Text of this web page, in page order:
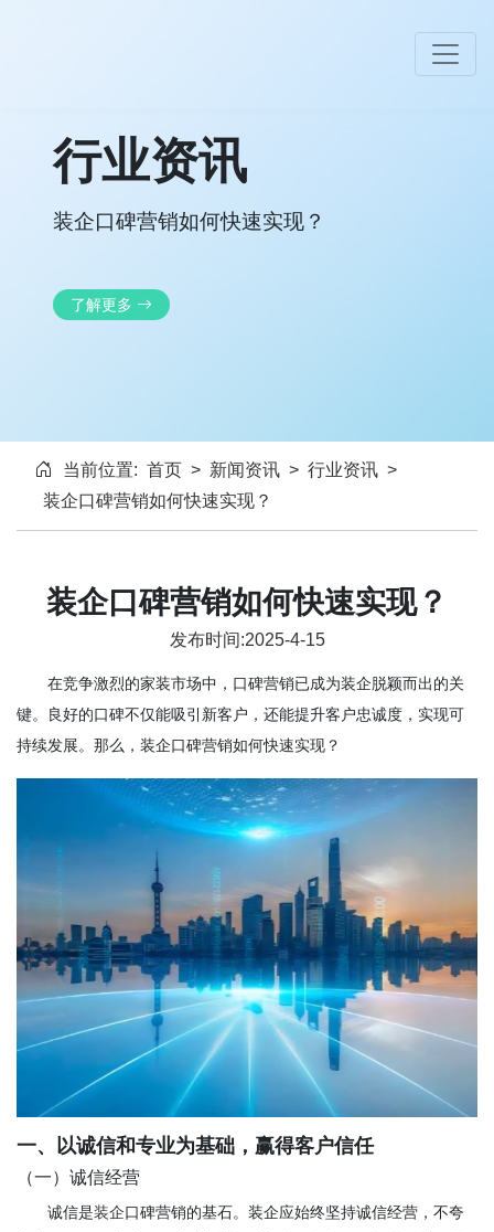
行业资讯
装企口碑营销如何快速实现？
了解更多
当前位置: 首页 > 新闻资讯 > 行业资讯 >
装企口碑营销如何快速实现？
装企口碑营销如何快速实现？
发布时间:2025-4-15
在竞争激烈的家装市场中，口碑营销已成为装企脱颖而出的关
键。良好的口碑不仅能吸引新客户，还能提升客户忠诚度，实现可
持续发展。那么，装企口碑营销如何快速实现？
一、以诚信和专业为基础，赢得客户信任
（一）诚信经营
诚信是装企口碑营销的基石。装企应始终坚持诚信经营，不夸